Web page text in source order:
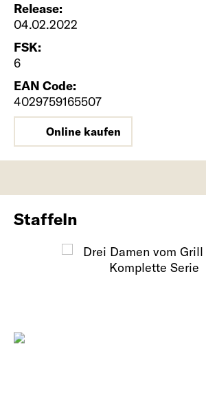
Release:
04.02.2022
FSK:
6
EAN Code:
4029759165507
Online kaufen
Staffeln